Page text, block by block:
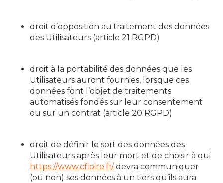
droit d’opposition au traitement des données
des Utilisateurs (article 21 RGPD)
droit à la portabilité des données que les
Utilisateurs auront fournies, lorsque ces
données font l’objet de traitements
automatisés fondés sur leur consentement
ou sur un contrat (article 20 RGPD)
droit de définir le sort des données des
Utilisateurs après leur mort et de choisir à qui
https://www.cfloire.fr/devra communiquer
(ou non) ses données à un tiers qu’ils aura